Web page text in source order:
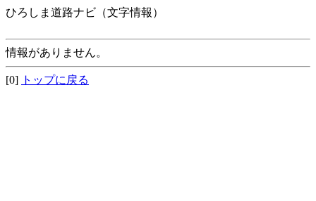
ひろしま道路ナビ（文字情報）
情報がありません。
[0] トップに戻る